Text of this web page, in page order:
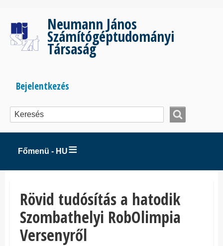
tartalomra
Neumann János
Számítógéptudományi
Társaság
Bejelentkezés
menüje
Bejelentkezés
Főmenü - HU
Rövid tudósítás a hatodik
Szombathelyi RobOlimpia
Versenyről